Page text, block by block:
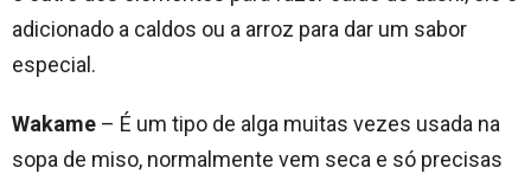
adicionado a caldos ou a arroz para dar um sabor
especial.
Wakame – É um tipo de alga muitas vezes usada na
sopa de miso, normalmente vem seca e só precisas